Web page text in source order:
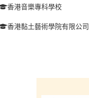
香港音樂專科學校
香港黏土藝術學院有限公司